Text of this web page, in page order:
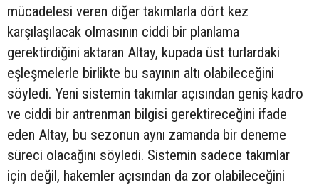
mücadelesi veren diğer takımlarla dört kez
karşılaşılacak olmasının ciddi bir planlama
gerektirdiğini aktaran Altay, kupada üst turlardaki
eşleşmelerle birlikte bu sayının altı olabileceğini
söyledi. Yeni sistemin takımlar açısından geniş kadro
ve ciddi bir antrenman bilgisi gerektireceğini ifade
eden Altay, bu sezonun aynı zamanda bir deneme
süreci olacağını söyledi. Sistemin sadece takımlar
için değil, hakemler açısından da zor olabileceğini